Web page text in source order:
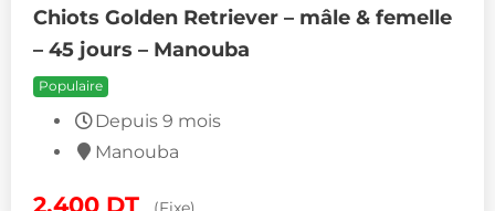
Chiots Golden Retriever – mâle & femelle
– 45 jours – Manouba
Populaire
Depuis 9 mois
Manouba
2,400 DT